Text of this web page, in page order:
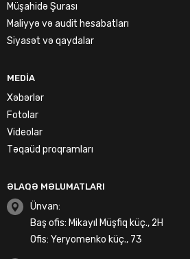
Müşahidə Şurası
Maliyyə və audit hesabatları
Siyasət və qaydalar
MEDIA
Xəbərlər
Fotolar
Videolar
Təqaüd proqramları
ƏLAQƏ MƏLUMATLARI
Ünvan:
Baş ofis: Mikayıl Müşfiq küç., 2H
Ofis: Yeryomenko küç., 73